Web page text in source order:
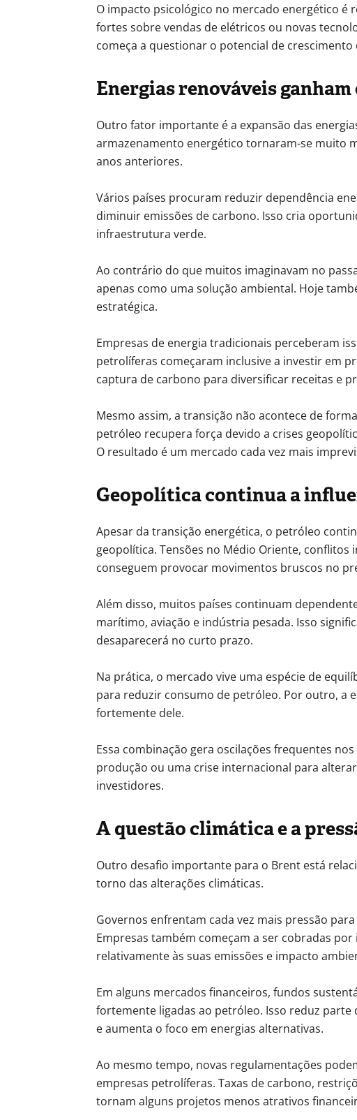
O impacto psicológico no mercado energético é
fortes sobre vendas de elétricos ou novas
começa a questionar o potencial de
Energias renováveis ganham
Outro fator importante é a expansão das
armazenamento energético tornaram-se muito
anos anteriores.
Vários países procuram reduzir dependência
diminuir emissões de carbono. Isso cria
infraestrutura verde.
Ao contrário do que muitos imaginavam no
apenas como uma solução ambiental. Hoje
estratégica.
Empresas de energia tradicionais perceberam
petrolíferas começaram inclusive a investir em
captura de carbono para diversificar receitas e
Mesmo assim, a transição não acontece de
petróleo recupera força devido a crises
O resultado é um mercado cada vez mais
Geopolítica continua a
Apesar da transição energética, o petróleo
geopolítica. Tensões no Médio Oriente, conflitos
conseguem provocar movimentos bruscos no
Além disso, muitos países continuam
marítimo, aviação e indústria pesada. Isso
desaparecerá no curto prazo.
Na prática, o mercado vive uma espécie de
para reduzir consumo de petróleo. Por outro, a
fortemente dele.
Essa combinação gera oscilações frequentes
produção ou uma crise internacional para
investidores.
A questão climática e a
Outro desafio importante para o Brent está
torno das alterações climáticas.
Governos enfrentam cada vez mais pressão
Empresas também começam a ser cobradas
relativamente às suas emissões e impacto
Em alguns mercados financeiros, fundos
fortemente ligadas ao petróleo. Isso reduz
e aumenta o foco em energias alternativas.
Ao mesmo tempo, novas regulamentações
empresas petrolíferas. Taxas de carbono,
tornam alguns projetos menos atrativos